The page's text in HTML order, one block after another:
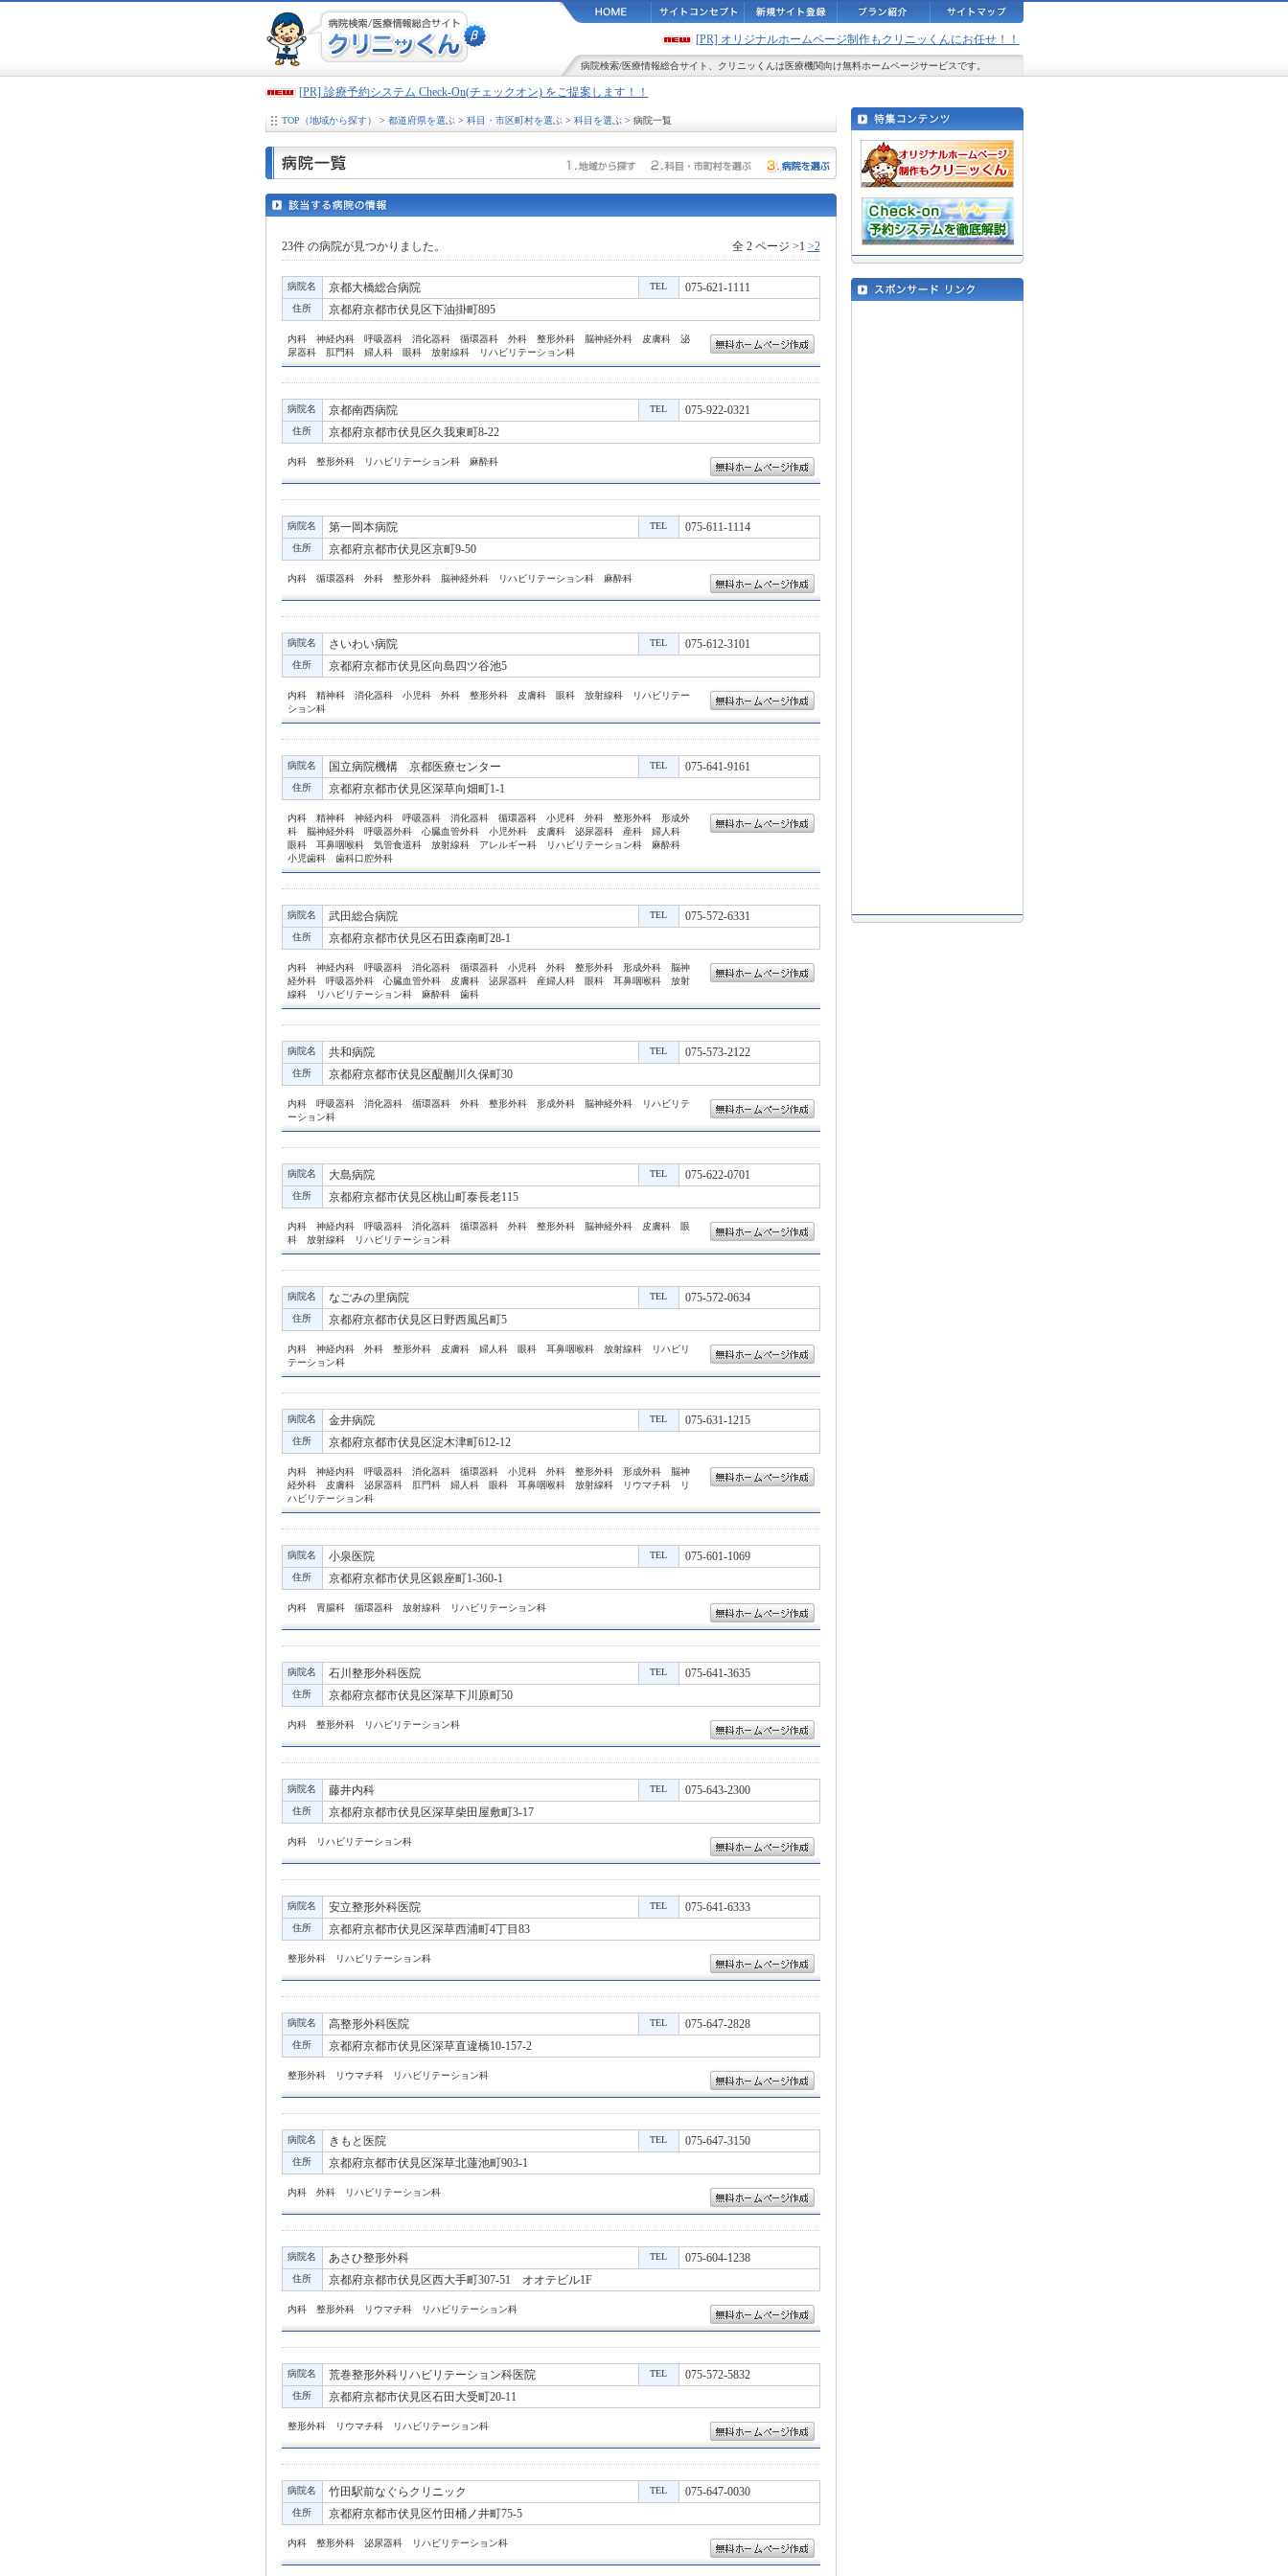
[PR] オリジナルホームページ制作もクリニッくんにお任せ！！
病院検索/医療情報総合サイト、 クリニッくん は医療機関向け無料ホームページサービスです。
[PR] 診療予約システム Check-On(チェックオン) をご提案します！！
TOP（地域から探す） > 都道府県を選ぶ> 科目・市区町村を選ぶ> 科目を選ぶ> 病院一覧
23件の病院が見つかりました。 全 2 ページ >1 >2
病院名 京都大橋総合病院 TEL 075-621-1111
住所 京都府京都市伏見区下油掛町895
内科 神経内科 呼吸器科 消化器科 循環器科 外科 整形外科 脳神経外科 皮膚科 泌
尿器科 肛門科 婦人科 眼科 放射線科 リハビリテーション科
病院名 京都南西病院 TEL 075-922-0321
住所 京都府京都市伏見区久我東町8-22
内科 整形外科 リハビリテーション科 麻酔科
病院名 第一岡本病院 TEL 075-611-1114
住所 京都府京都市伏見区京町9-50
内科 循環器科 外科 整形外科 脳神経外科 リハビリテーション科 麻酔科
病院名 さいわい病院 TEL 075-612-3101
住所 京都府京都市伏見区向島四ツ谷池5
内科 精神科 消化器科 小児科 外科 整形外科 皮膚科 眼科 放射線科 リハビリテー
ション科
病院名 国立病院機構 京都医療センター TEL 075-641-9161
住所 京都府京都市伏見区深草向畑町1-1
内科 精神科 神経内科 呼吸器科 消化器科 循環器科 小児科 外科 整形外科 形成外
科 脳神経外科 呼吸器外科 心臓血管外科 小児外科 皮膚科 泌尿器科 産科 婦人科
眼科 耳鼻咽喉科 気管食道科 放射線科 アレルギー科 リハビリテーション科 麻酔科
小児歯科 歯科口腔外科
病院名 武田総合病院 TEL 075-572-6331
住所 京都府京都市伏見区石田森南町28-1
内科 神経内科 呼吸器科 消化器科 循環器科 小児科 外科 整形外科 形成外科 脳神
経外科 呼吸器外科 心臓血管外科 皮膚科 泌尿器科 産婦人科 眼科 耳鼻咽喉科 放射
線科 リハビリテーション科 麻酔科 歯科
病院名 共和病院 TEL 075-573-2122
住所 京都府京都市伏見区醍醐川久保町30
内科 呼吸器科 消化器科 循環器科 外科 整形外科 形成外科 脳神経外科 リハビリテ
ーション科
病院名 大島病院 TEL 075-622-0701
住所 京都府京都市伏見区桃山町泰長老115
内科 神経内科 呼吸器科 消化器科 循環器科 外科 整形外科 脳神経外科 皮膚科 眼
科 放射線科 リハビリテーション科
病院名 なごみの里病院 TEL 075-572-0634
住所 京都府京都市伏見区日野西風呂町5
内科 神経内科 外科 整形外科 皮膚科 婦人科 眼科 耳鼻咽喉科 放射線科 リハビリ
テーション科
病院名 金井病院 TEL 075-631-1215
住所 京都府京都市伏見区淀木津町612-12
内科 神経内科 呼吸器科 消化器科 循環器科 小児科 外科 整形外科 形成外科 脳神
経外科 皮膚科 泌尿器科 肛門科 婦人科 眼科 耳鼻咽喉科 放射線科 リウマチ科 リ
ハビリテーション科
病院名 小泉医院 TEL 075-601-1069
住所 京都府京都市伏見区銀座町1-360-1
内科 胃腸科 循環器科 放射線科 リハビリテーション科
病院名 石川整形外科医院 TEL 075-641-3635
住所 京都府京都市伏見区深草下川原町50
内科 整形外科 リハビリテーション科
病院名 藤井内科 TEL 075-643-2300
住所 京都府京都市伏見区深草柴田屋敷町3-17
内科 リハビリテーション科
病院名 安立整形外科医院 TEL 075-641-6333
住所 京都府京都市伏見区深草西浦町4丁目83
整形外科 リハビリテーション科
病院名 高整形外科医院 TEL 075-647-2828
住所 京都府京都市伏見区深草直違橋10-157-2
整形外科 リウマチ科 リハビリテーション科
病院名 きもと医院 TEL 075-647-3150
住所 京都府京都市伏見区深草北蓮池町903-1
内科 外科 リハビリテーション科
病院名 あさひ整形外科 TEL 075-604-1238
住所 京都府京都市伏見区西大手町307-51 オオテビル1F
内科 整形外科 リウマチ科 リハビリテーション科
病院名 荒巻整形外科リハビリテーション科医院 TEL 075-572-5832
住所 京都府京都市伏見区石田大受町20-11
整形外科 リウマチ科 リハビリテーション科
病院名 竹田駅前なぐらクリニック TEL 075-647-0030
住所 京都府京都市伏見区竹田桶ノ井町75-5
内科 整形外科 泌尿器科 リハビリテーション科